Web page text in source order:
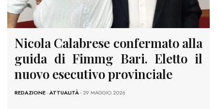
Nicola Calabrese confermato alla
guida di Fimmg Bari. Eletto il
nuovo esecutivo provinciale
REDAZIONE-ATTUALITÀ- 29 MAGGIO 2026